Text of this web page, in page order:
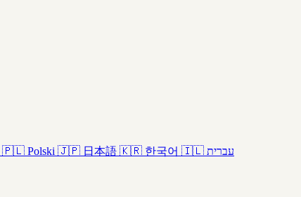
🇵🇱 Polski 🇯🇵 日本語 🇰🇷 한국어 🇮🇱 עברית